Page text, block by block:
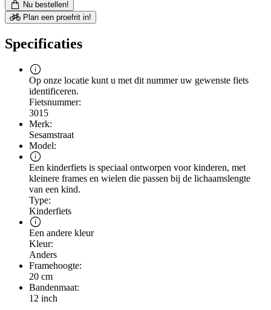
Nu bestellen!
Plan een proefrit in!
Specificaties
Op onze locatie kunt u met dit nummer uw gewenste fiets
identificeren.
Fietsnummer:
3015
Merk:
Sesamstraat
Model:
Een kinderfiets is speciaal ontworpen voor kinderen, met
kleinere frames en wielen die passen bij de lichaamslengte
van een kind.
Type:
Kinderfiets
Een andere kleur
Kleur:
Anders
Framehoogte:
20 cm
Bandenmaat:
12 inch